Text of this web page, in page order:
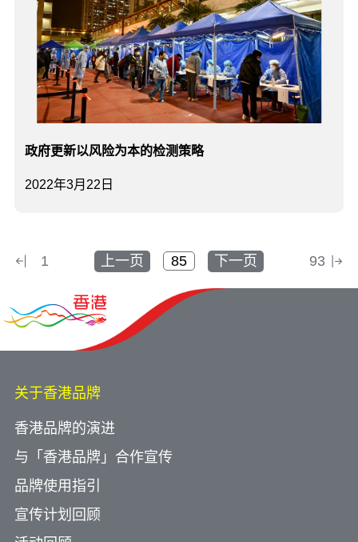
2022年3月22日
政府更新以风险为本的检测策略
1 上一页 下一页 93
关于香港品牌
香港品牌的演进
与「香港品牌」合作宣传
品牌使用指引
宣传计划回顾